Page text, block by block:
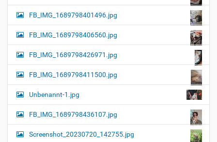
FB_IMG_1689798401496.jpg
FB_IMG_1689798406560.jpg
FB_IMG_1689798426971.jpg
FB_IMG_1689798411500.jpg
Unbenannt-1.jpg
FB_IMG_1689798436107.jpg
Screenshot_20230720_142755.jpg